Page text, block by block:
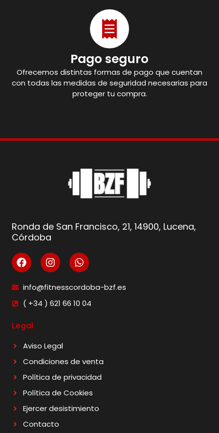
Pago seguro
Ofrecemos distintas formas de pago que cuentan
con todas las medidas de seguridad necesarias para
proteger tu compra.
Ronda de San Francisco, 21, 14900, Lucena,
Córdoba
info@fitnesscordoba-bzf.es
( +34 ) 621 66 10 04
Legal
Aviso Legal
Condiciones de venta
Política de privacidad
Política de Cookies
Ejercer desistimiento
Contacto